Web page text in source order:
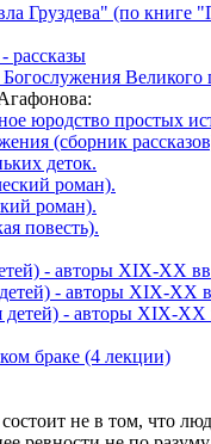
Груздева" (по
рассказы
Великого
юродство простых
(сборник
деток.
роман).
роман).
повесть).
- авторы XIX-XX вв
- авторы XIX-XX
детей) - авторы XIX-XX
браке (4 лекции)
не в том, что